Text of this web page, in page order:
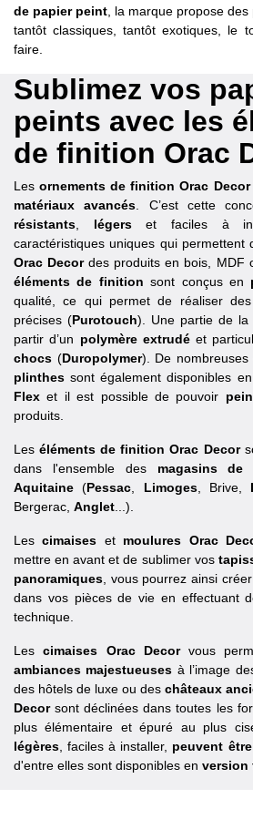
de papier peint , la marque propose
tantôt classiques, tantôt exotiques, le
faire.
Sublimez vos
peints avec les
de finition Orac
Lesornements de finition Orac Decor
matériaux avancés . C’est cette
résistants
légerset faciles à
caractéristiques uniques qui permettent
Orac Decordes produits en bois, MDF
éléments de finition sont conçus en
qualité, ce qui permet de réaliser
précises (Purotouch). Une partie de la
partir d’un polymère extrudéet
chocs (Duropolymer). De nombreuses
plinthes sont également disponibles
Flex et il est possible de pouvoir
produits.
Leséléments de finition Orac Decor
dans l'ensemble des magasins de
Aquitaine (Pessac Limoges, Brive,
Bergerac, Anglet ...).
Lescimaises et moulures Orac
mettre en avant et de sublimer vos
panoramiques , vous pourrez ainsi
dans vos pièces de vie en effectuant
technique.
Lescimaises Orac Decorvous
ambiances majestueuses à l’image
des hôtels de luxe ou des châteaux
Decorsont déclinées dans toutes les
plus élémentaire et épuré au plus
légères , faciles à installer, peuvent
d'entre elles sont disponibles en version